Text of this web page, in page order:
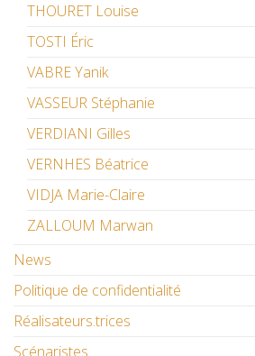
THOURET Louise
TOSTI Éric
VABRE Yanik
VASSEUR Stéphanie
VERDIANI Gilles
VERNHES Béatrice
VIDJA Marie-Claire
ZALLOUM Marwan
News
Politique de confidentialité
Réalisateurs.trices
Scénaristes